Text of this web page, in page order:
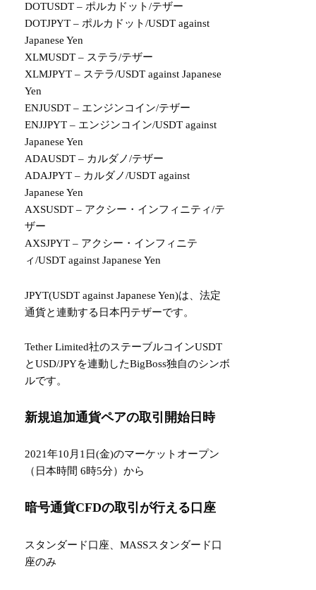
DOTUSDT – ポルカドット/テザー
DOTJPYT – ポルカドット/USDT against
Japanese Yen
XLMUSDT – ステラ/テザー
XLMJPYT – ステラ/USDT against Japanese
Yen
ENJUSDT – エンジンコイン/テザー
ENJJPYT – エンジンコイン/USDT against
Japanese Yen
ADAUSDT – カルダノ/テザー
ADAJPYT – カルダノ/USDT against
Japanese Yen
AXSUSDT – アクシー・インフィニティ/テ
ザー
AXSJPYT – アクシー・インフィニテ
ィ/USDT against Japanese Yen
JPYT(USDT against Japanese Yen)は、法定
通貨と連動する日本円テザーです。
Tether Limited社のステーブルコインUSDT
とUSD/JPYを連動したBigBoss独自のシンボ
ルです。
新規追加通貨ペアの取引開始日時
2021年10月1日(金)のマーケットオープン
（日本時間 6時5分）から
暗号通貨CFDの取引が行える口座
スタンダード口座、MASSスタンダード口
座のみ